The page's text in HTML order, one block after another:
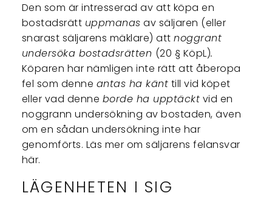
Den som är intresserad av att köpa en
bostadsrätt uppmanas av säljaren (eller
snarast säljarens mäklare) attnoggrant
undersöka bostadsrätten (20 § KöpL).
Köparen har nämligen inte rätt att åberopa
fel som denne antas ha känt till vid köpet
eller vad denne borde ha upptäckt vid en
noggrann undersökning av bostaden, även
om en sådan undersökning inte har
genomförts. Läs mer om säljarens felansvar
här.
LÄGENHETEN I SIG